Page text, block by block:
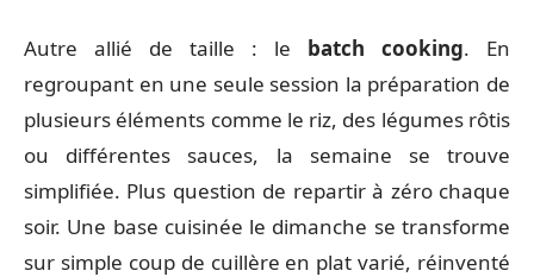
Autre allié de taille : le batch cooking. En
regroupant en une seule session la préparation de
plusieurs éléments comme le riz, des légumes rôtis
ou différentes sauces, la semaine se trouve
simplifiée. Plus question de repartir à zéro chaque
soir. Une base cuisinée le dimanche se transforme
sur simple coup de cuillère en plat varié, réinventé